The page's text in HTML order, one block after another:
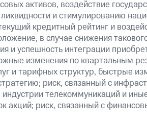
активов, воздействие
и стимулированию
кредитный рейтинг и
в случае снижения
и успешность интеграции
изменения по квартальным
и тарифных структур, быстрые
риск, связанный с
телекоммуникаций и
акций; риск, связанный с